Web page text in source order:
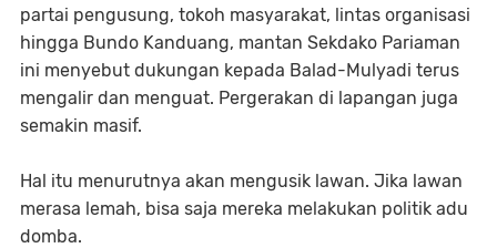
partai pengusung, tokoh masyarakat, lintas organisasi
hingga Bundo Kanduang, mantan Sekdako Pariaman
ini menyebut dukungan kepada Balad-Mulyadi terus
mengalir dan menguat. Pergerakan di lapangan juga
semakin masif.
Hal itu menurutnya akan mengusik lawan. Jika lawan
merasa lemah, bisa saja mereka melakukan politik adu
domba.